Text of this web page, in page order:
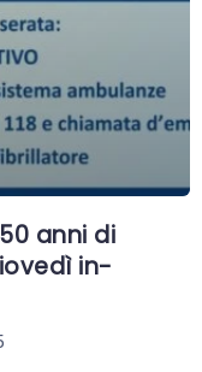
anni di
in-